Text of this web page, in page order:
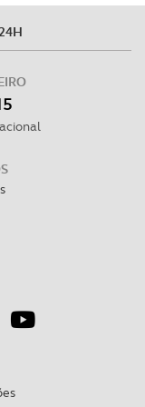
internacionais de
com o seu
estritamente
de Cookies e
sua